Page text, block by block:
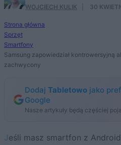
WOJCIECH KULIK 30
Strona główna
Sprzęt
Smartfony
Samsung zapowiedział kontrowersyjną
zachwycony
Dodaj Tabletowo jako
Google
Nasze artykuły będą częściej
Jeśli masz smartfon z Androidem, to wciśnięcie i